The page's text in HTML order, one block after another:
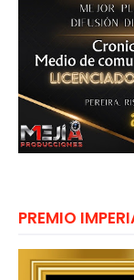
PREMIO